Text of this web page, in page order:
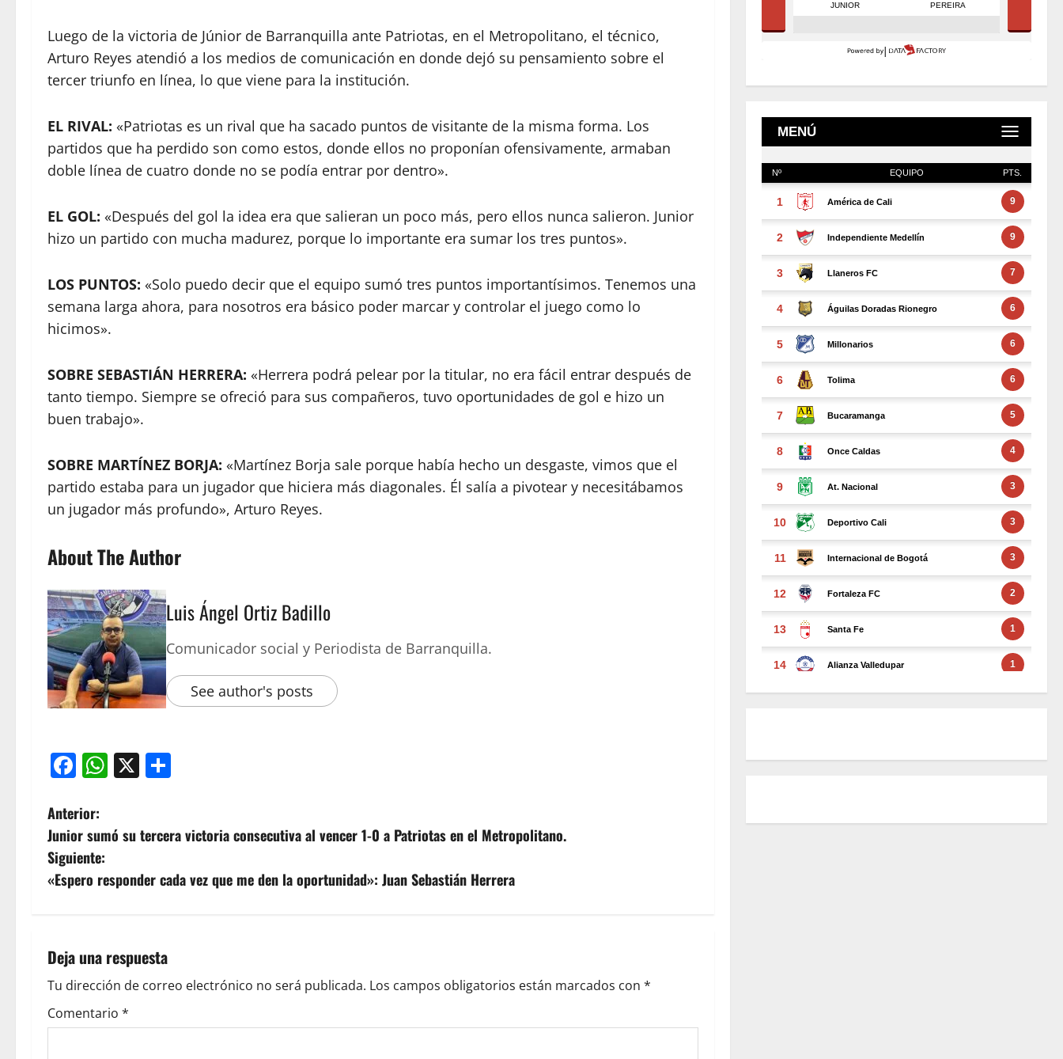
Luego de la victoria de Júnior de Barranquilla ante Patriotas, en el Metropolitano, el técnico,
Arturo Reyes atendió a los medios de comunicación en donde dejó su pensamiento sobre el
tercer triunfo en línea, lo que viene para la institución.
EL RIVAL: «Patriotas es un rival que ha sacado puntos de visitante de la misma forma. Los
partidos que ha perdido son como estos, donde ellos no proponían ofensivamente, armaban
doble línea de cuatro donde no se podía entrar por dentro».
EL GOL: «Después del gol la idea era que salieran un poco más, pero ellos nunca salieron. Junior
hizo un partido con mucha madurez, porque lo importante era sumar los tres puntos».
LOS PUNTOS: «Solo puedo decir que el equipo sumó tres puntos importantísimos. Tenemos una
semana larga ahora, para nosotros era básico poder marcar y controlar el juego como lo
hicimos».
SOBRE SEBASTIÁN HERRERA: «Herrera podrá pelear por la titular, no era fácil entrar después de
tanto tiempo. Siempre se ofreció para sus compañeros, tuvo oportunidades de gol e hizo un
buen trabajo».
SOBRE MARTÍNEZ BORJA: «Martínez Borja sale porque había hecho un desgaste, vimos que el
partido estaba para un jugador que hiciera más diagonales. Él salía a pivotear y necesitábamos
un jugador más profundo», Arturo Reyes.
About The Author
Luis Ángel Ortiz Badillo
Comunicador social y Periodista de Barranquilla.
See author's posts
Facebook
WhatsApp
X
Anterior:
Junior sumó su tercera victoria consecutiva al vencer 1-0 a Patriotas en el Metropolitano.
Siguiente:
«Espero responder cada vez que me den la oportunidad»: Juan Sebastián Herrera
Deja una respuesta
Tu dirección de correo electrónico no será publicada. Los campos obligatorios están marcados con *
Comentario *